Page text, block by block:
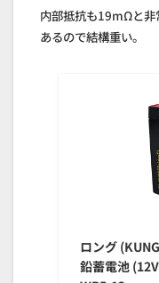
内部抵抗も19mΩと非
あるので結構重い。
ロング
鉛蓄電池